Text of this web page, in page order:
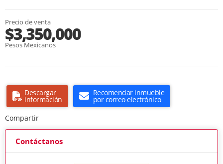
Precio de venta
$3,350,000
Pesos Mexicanos
Descargar
información
Recomendar inmueble
por correo electrónico
Compartir
Contáctanos